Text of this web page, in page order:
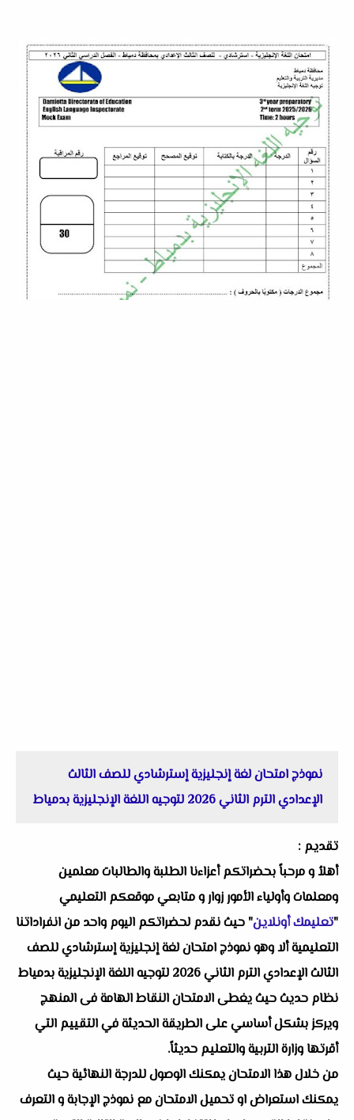
نموذج امتحان لغة إنجليزية إسترشادي للصف الثالث
الإعدادي الترم الثاني 2026 لتوجيه اللغة الإنجليزية بدمياط
تقديم :
أهلاُ و مرحباً بحضراتكم أعزاءنا الطلبة والطالبات معلمين
ومعلمات وأولياء الأمور زوار و متابعي موقعكم التعليمي
"تعليمك أونلاين" حيث نقدم لحضراتكم اليوم واحد من انفراداتنا
التعليمية ألا وهو نموذج امتحان لغة إنجليزية إسترشادي للصف
الثالث الإعدادي الترم الثاني 2026 لتوجيه اللغة الإنجليزية بدمياط
نظام حديث حيث يغطى الامتحان النقاط الهامة فى المنهج
ويركز بشكل أساسي على الطريقة الحديثة في التقييم التي
أقرتها وزارة التربية والتعليم حديثاً.
من خلال هذا الامتحان يمكنك الوصول للدرجة النهائية حيث
يمكنك استعراض او تحميل الامتحان مع نموذج الإجابة و التعرف